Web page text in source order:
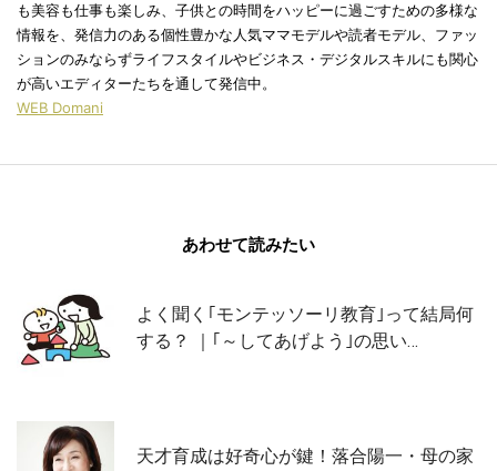
も美容も仕事も楽しみ、子供との時間をハッピーに過ごすための多様な
情報を、発信力のある個性豊かな人気ママモデルや読者モデル、ファッ
ションのみならずライフスタイルやビジネス・デジタルスキルにも関心
が高いエディターたちを通して発信中。
WEB Domani
あわせて読みたい
よく聞く｢モンテッソーリ教育｣って結局何
する？ ｜｢～してあげよう｣の思い…
天才育成は好奇心が鍵！落合陽一・母の家